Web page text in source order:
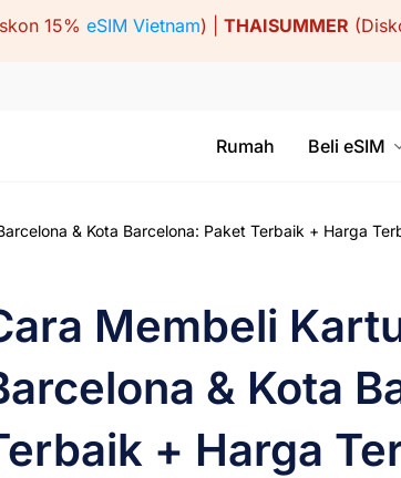
15% eSIM Vietnam) | THAISUMMER
Rumah Beli eSIM
& Kota Barcelona: Paket Terbaik + Harga
Membeli
& Kota
+ Harga